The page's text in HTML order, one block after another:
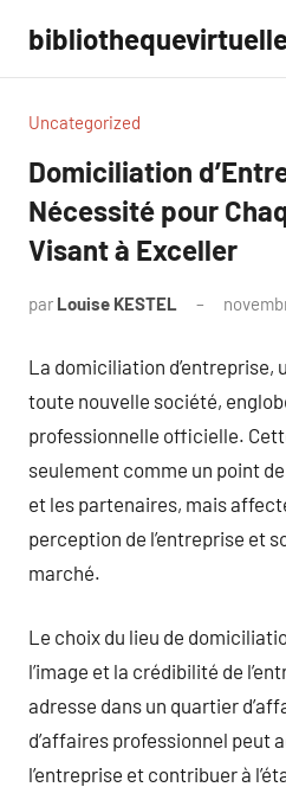
contenu
Uncategorized
Domiciliation
Nécessité pour
Visant à Exceller
par Louise KESTEL
La domiciliation d’entreprise,
toute nouvelle société,
professionnelle officielle.
seulement comme un point
et les partenaires, mais
perception de l’entreprise et
marché.
Le choix du lieu de
l’image et la crédibilité de
adresse dans un quartier
d’affaires professionnel peut
l’entreprise et contribuer à